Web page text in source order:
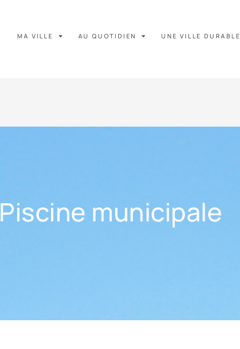
MA VILLE AU QUOTIDIEN UNE VILLE DURABLE
Piscine municipale